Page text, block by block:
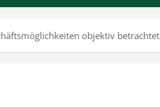
objektiv betrachtet